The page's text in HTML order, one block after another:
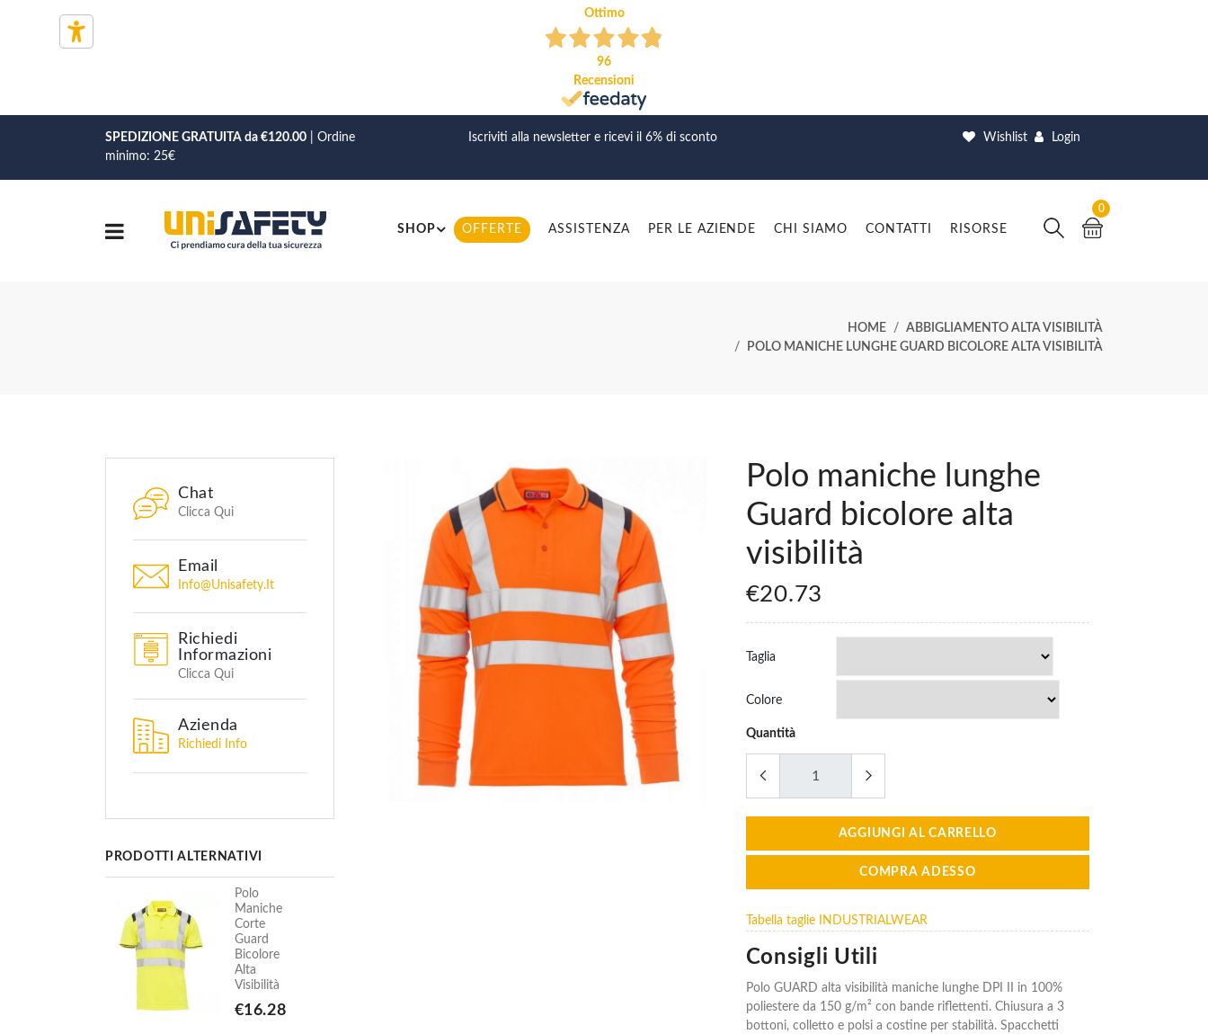
Ottimo
96
Recensioni
SPEDIZIONE GRATUITA da €120.00 | Ordine
minimo: 25€
Iscriviti alla newsletter e ricevi il 6% di sconto Wishlist Login
SHOP OFFERTE ASSISTENZA PER LE AZIENDE CHI SIAMO CONTATTI RISORSE
0
HOME
ABBIGLIAMENTO ALTA VISIBILITÀ
POLO MANICHE LUNGHE GUARD BICOLORE ALTA VISIBILITÀ
Chat
Clicca Qui
Email
Info@unisafety.it
Richiedi
Informazioni
Clicca Qui
Azienda
Richiedi Info
PRODOTTI ALTERNATIVI
Polo
Maniche
Corte
Guard
Bicolore
Alta
Visibilità
€16.28
Polo maniche lunghe
Guard bicolore alta
visibilità
€20.73
Taglia
Colore
Quantità
AGGIUNGI AL CARRELLO
COMPRA ADESSO
Tabella taglie INDUSTRIALWEAR
Consigli Utili
Polo GUARD alta visibilità maniche lunghe DPI II in 100%
poliestere da 150 g/m² con bande riflettenti. Chiusura a 3
bottoni, colletto e polsi a costine per stabilità. Spacchetti